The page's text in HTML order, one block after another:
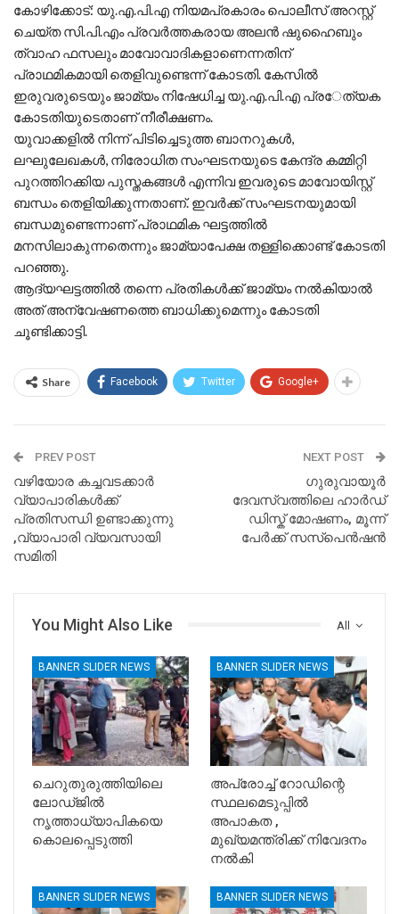
കോഴിക്കോട്: യു.എ.പി.എ നിയമപ്രകാരം പൊലീസ് അറസ്റ്റ്
ചെയ്ത സി.പി.എം പ്രവര്‍ത്തകരായ അലന്‍ ഷുഹൈബും
ത്വാഹ ഫസലും മാവോവാദികളാണെന്നതിന്
പ്രാഥമികമായി തെളിവുണ്ടെന്ന് കോടതി. കേസില്‍
ഇരുവരുടെയും ജാമ്യം നിഷേധിച്ച യു.എ.പി.എ പ്ര​േത്യക
കോടതിയുടെതാണ് നീരീക്ഷണം.
യുവാക്കളില്‍ നിന്ന് പിടിച്ചെടുത്ത ബാനറുകള്‍,
ലഘുലേഖകള്‍, നിരോധിത സംഘടനയുടെ കേന്ദ്ര കമ്മിറ്റി
പുറത്തിറക്കിയ പുസ്തകങ്ങള്‍ എന്നിവ ഇവരുടെ മാവോയിസ്റ്റ്
ബന്ധം തെളിയിക്കുന്നതാണ്. ഇവര്‍ക്ക് സംഘടനയുമായി
ബന്ധമുണ്ടെന്നാണ് പ്രാഥമിക ഘട്ടത്തില്‍
മനസിലാകുന്നതെന്നും ജാമ്യാപേക്ഷ തള്ളിക്കൊണ്ട് കോടതി
പറഞ്ഞു.
ആദ്യഘട്ടത്തില്‍ തന്നെ പ്രതികള്‍ക്ക് ജാമ്യം നല്‍കിയാല്‍
അത് അന്വേഷണത്തെ ബാധിക്കുമെന്നും കോടതി
ചൂണ്ടിക്കാട്ടി.
Share Facebook Twitter Google+
PREV POST
വഴിയോര കച്ചവടക്കാര്‍
വ്യാപാരികള്‍ക്ക്
പ്രതിസന്ധി ഉണ്ടാക്കുന്നു
,വ്യാപാരി വ്യവസായി
സമിതി
NEXT POST
ഗുരുവായൂര്‍
ദേവസ്വത്തിലെ ഹാര്‍ഡ്
ഡിസ്ക് മോഷണം, മൂന്ന്‍
പേര്‍ക്ക് സസ്പെന്‍ഷന്‍
All
You Might Also Like
BANNER SLIDER NEWS
ചെറുതുരുത്തിയിലെ
ലോഡ്ജിൽ
നൃത്താധ്യാപികയെ
കൊലപ്പെടുത്തി
BANNER SLIDER NEWS
അപ്രോച്ച് റോഡിന്റെ
സ്ഥലമെടുപ്പിൽ
അപാകത ,
മുഖ്യമന്ത്രിക്ക് നിവേദനം
നൽകി
BANNER SLIDER NEWS BANNER SLIDER NEWS